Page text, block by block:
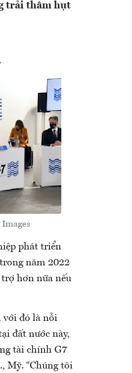
trải thâm hụt
phát triển
năm 2022
trợ hơn nữa nếu
với đó là nỗi
đất nước này,
tài chính G7
Mỹ. “Chúng tôi